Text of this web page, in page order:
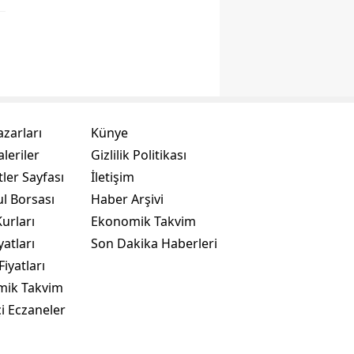
Sayfası
Borsası
Takvim
Eczaneler
Künye
Gizlilik Politikası
İletişim
Haber Arşivi
Ekonomik Takvim
Son Dakika Haberleri